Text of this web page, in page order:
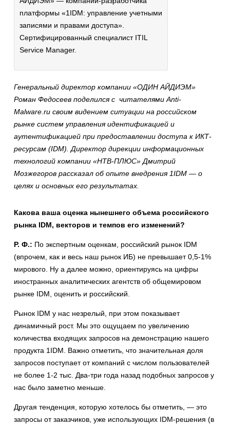
платформы «1IDM: управление учетными
записями и правами доступа».
Сертифицированный специалист ITIL
Service Mаnager.
Генеральный директор компании «ОДИН АЙДИЭМ»
Роман Федосеев поделился с читателями Anti-
Malware.ru своим видением ситуации на российском
рынке систем управления идентификацией и
аутентификацией при предоставлении доступа к ИКТ-
ресурсам (IDM). Директор дирекции информационных
технологий компании «НТВ-ПЛЮС» Дмитрий
Мозжегоров рассказал об опыте внедрения 1IDM — о
целях и основных его результатах.
Какова ваша оценка нынешнего объема российского
рынка IDM, векторов и темпов его изменений?
Р. Ф.: По экспертным оценкам, российский рынок IDM
(впрочем, как и весь наш рынок ИБ) не превышает 0,5-1%
мирового. Ну а далее можно, ориентируясь на цифры
иностранных аналитических агентств об общемировом
рынке IDM, оценить и российский.
Рынок IDM у нас незрелый, при этом показывает
динамичный рост. Мы это ощущаем по увеличению
количества входящих запросов на демонстрацию нашего
продукта 1IDM. Важно отметить, что значительная доля
запросов поступает от компаний с числом пользователей
не более 1-2 тыс. Два-три года назад подобных запросов у
нас было заметно меньше.
Другая тенденция, которую хотелось бы отметить, — это
запросы от заказчиков, уже использующих IDM-решения (в